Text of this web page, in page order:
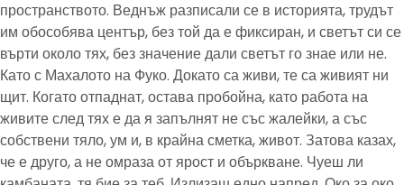
пространството. Веднъж разписали се в историята, трудът
им обособява център, без той да е фиксиран, и светът си се
върти около тях, без значение дали светът го знае или не.
Като с Махалото на Фуко. Докато са живи, те са живият ни
щит. Когато отпаднат, остава пробойна, като работа на
живите след тях е да я запълнят не със жалейки, а със
собствени тяло, ум и, в крайна сметка, живот. Затова казах,
че е друго, а не омраза от ярост и объркване. Чуеш ли